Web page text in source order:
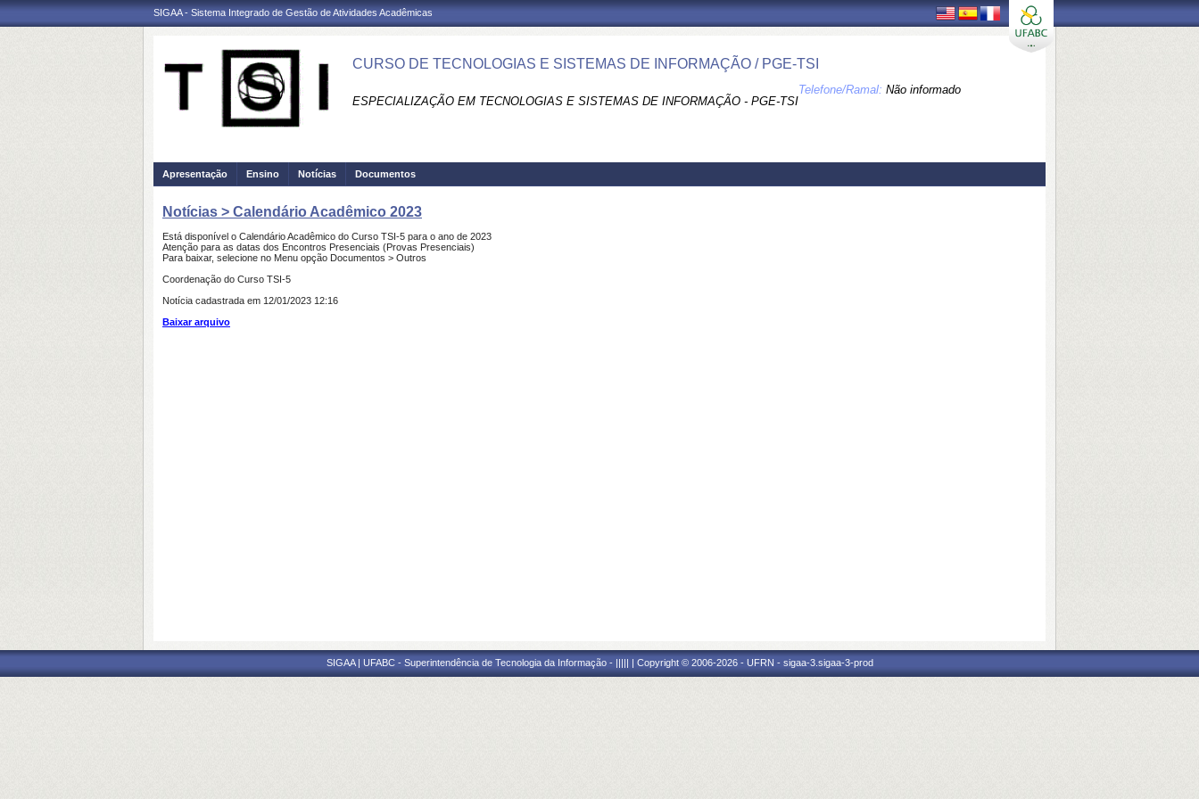
SIGAA - Sistema Integrado de Gestão de Atividades Acadêmicas
CURSO DE TECNOLOGIAS E SISTEMAS DE INFORMAÇÃO / PGE-TSI
ESPECIALIZAÇÃO EM TECNOLOGIAS E SISTEMAS DE INFORMAÇÃO - PGE-TSI
Telefone/Ramal: Não informado
Apresentação Ensino Notícias Documentos
Notícias > Calendário Acadêmico 2023
Está disponível o Calendário Acadêmico do Curso TSI-5 para o ano de 2023
Atenção para as datas dos Encontros Presenciais (Provas Presenciais)
Para baixar, selecione no Menu opção Documentos > Outros
Coordenação do Curso TSI-5
Notícia cadastrada em 12/01/2023 12:16
Baixar arquivo
SIGAA | UFABC - Superintendência de Tecnologia da Informação - ||||| | Copyright © 2006-2026 - UFRN - sigaa-3.sigaa-3-prod